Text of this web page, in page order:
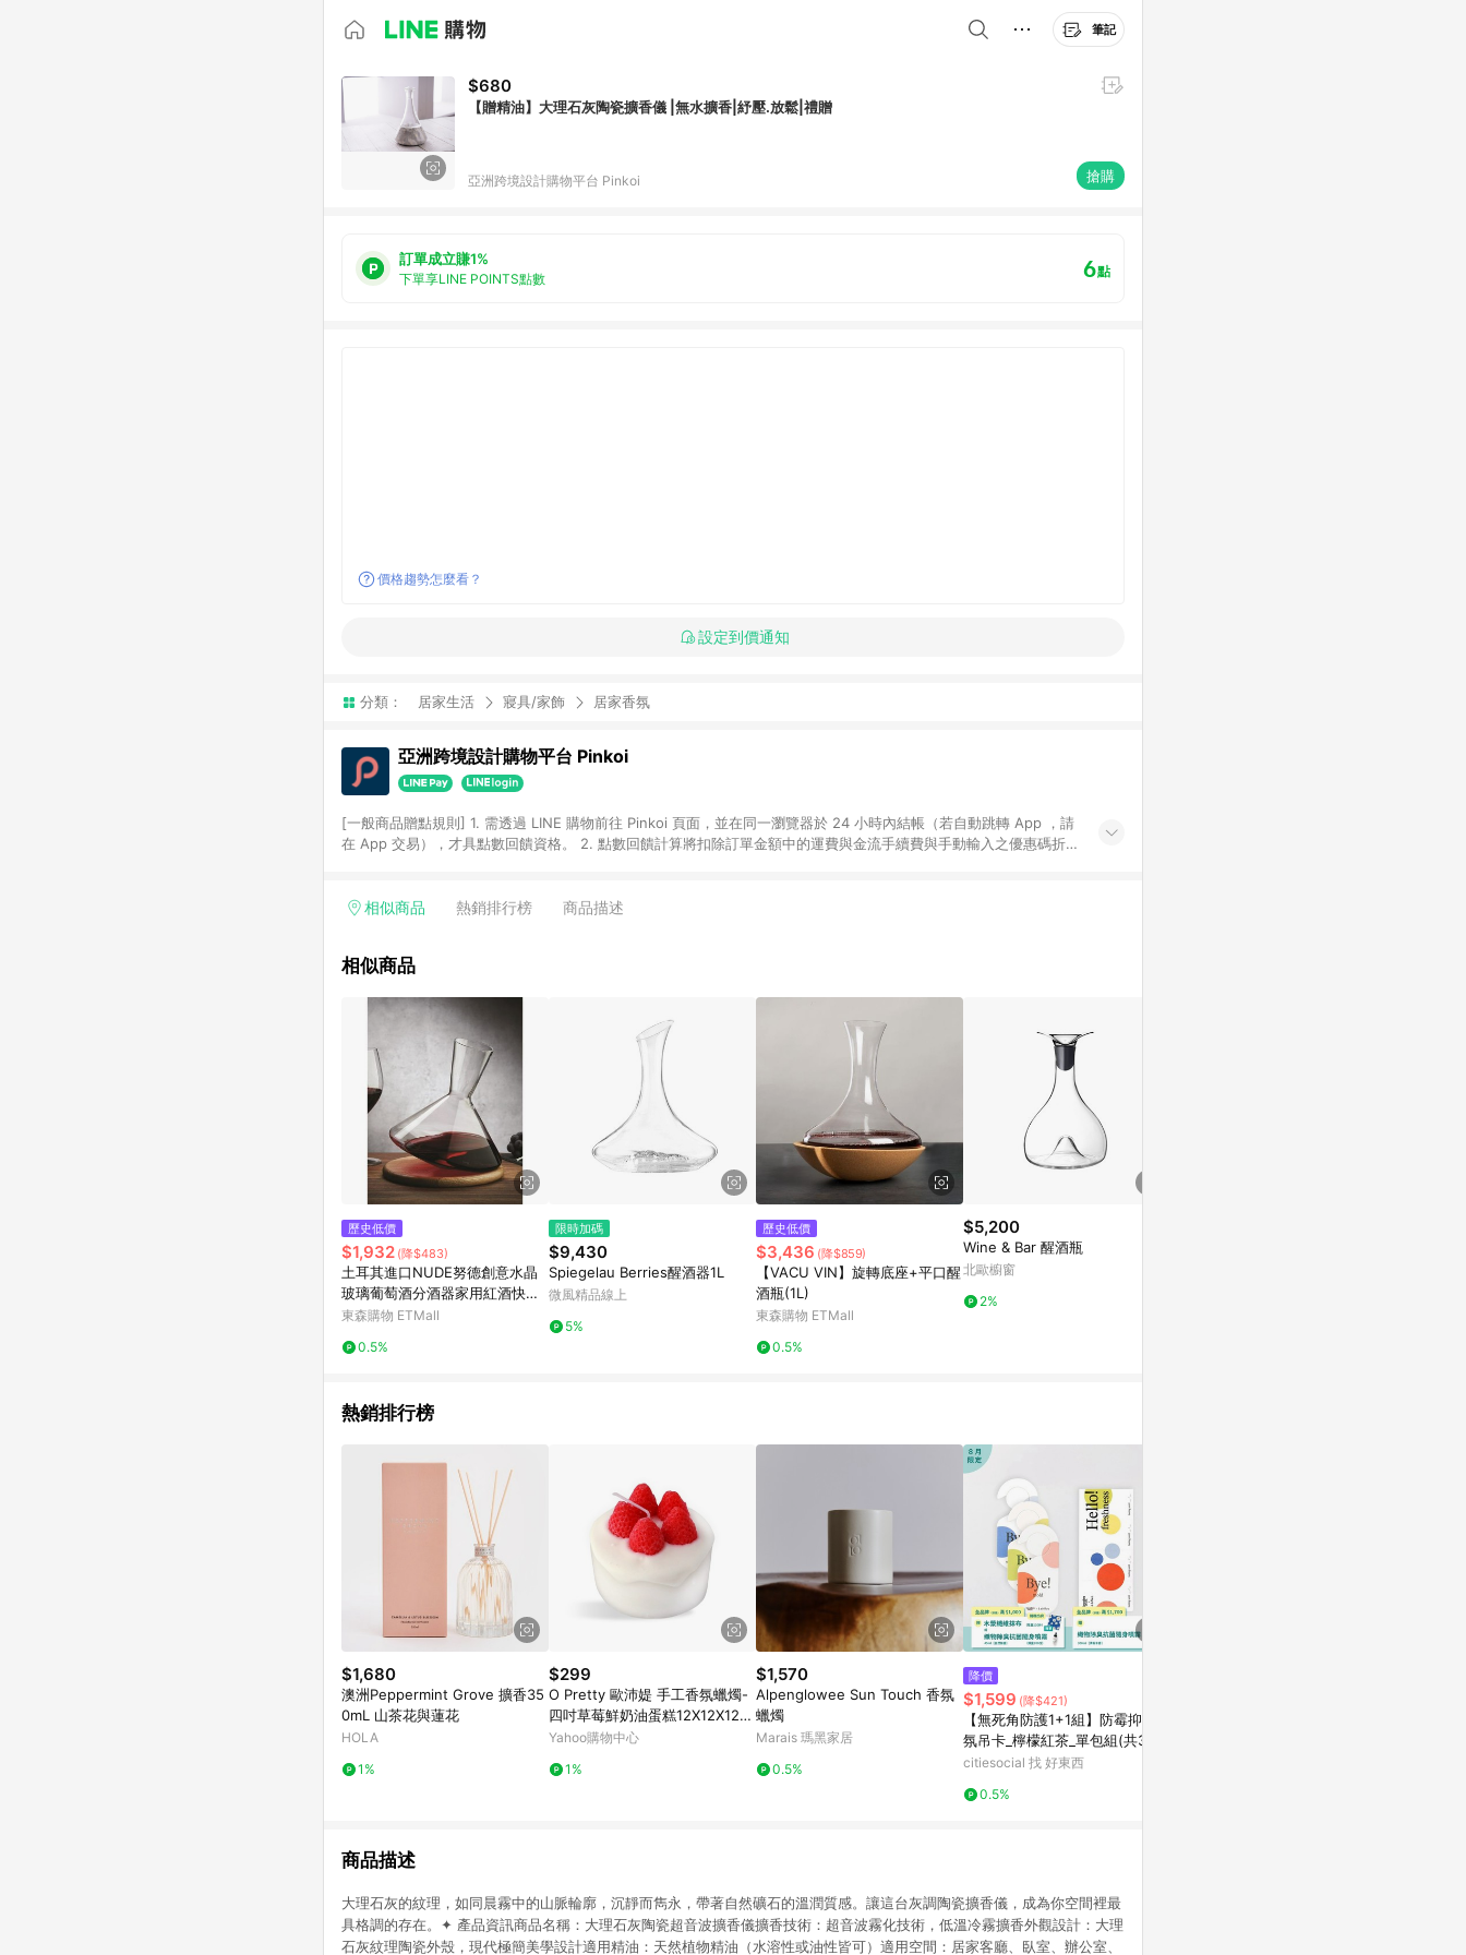
筆記
$680
【贈精油】大理石灰陶瓷擴香儀 |無水擴香|紓壓.放鬆|禮贈
亞洲跨境設計購物平台 Pinkoi 搶購
訂單成立賺1%
下單享LINE POINTS點數 6點
價格趨勢怎麼看？
設定到價通知
分類： 居家生活 寢具/家飾 居家香氛
亞洲跨境設計購物平台 Pinkoi
[一般商品贈點規則] 1. 需透過 LINE 購物前往 Pinkoi 頁面，並在同一瀏覽器於 24 小時內結帳（若自動跳轉 App ，請
在 App 交易），才具點數回饋資格。 2. 點數回饋計算將扣除訂單金額中的運費與金流手續費與手動輸入之優惠碼折
格，部分退款不在此限。 6. APP 請更新至Android v4.6.0 / iOS v4.1.5 以上才具贈點資格。 7. 點數將於出貨後 45 天
使用規則請以點數紅包活動說明為準。 11. 若於 LINE 購物前往 Pinkoi 頁面後才首次下載 Pinkoi APP 並完成訂單，不
相似商品 熱銷排行榜 商品描述
相似商品
歷史低價
$1,932 (降$483)
土耳其進口NUDE努德創意水晶
玻璃葡萄酒分酒器家用紅酒快速
醒酒器
東森購物 ETMall
0.5%
限時加碼
$9,430
Spiegelau Berries醒酒器1L
微風精品線上
5%
歷史低價
$3,436 (降$859)
【VACU VIN】旋轉底座+平口醒
酒瓶(1L)
東森購物 ETMall
0.5%
$5,200
Wine & Bar 醒酒瓶
北歐櫥窗
2%
熱銷排行榜
$1,680
澳洲Peppermint Grove 擴香35
0mL 山茶花與蓮花
HOLA
1%
$299
O Pretty 歐沛媞 手工香氛蠟燭-
四吋草莓鮮奶油蛋糕12X12X12c
m
Yahoo購物中心
1%
$1,570
Alpenglowee Sun Touch 香氛
蠟燭
Marais 瑪黑家居
0.5%
降價
$1,599 (降$421)
【無死角防護1+1組】防霉抑菌香
氛吊卡_檸檬紅茶_單包組(共3片)
+防霉抑菌香氛長方卡_迷迭山林_
citiesocial 找 好東西
0.5%
商品描述
大理石灰的紋理，如同晨霧中的山脈輪廓，沉靜而雋永，帶著自然礦石的溫潤質感。讓這台灰調陶瓷擴香儀，成為你空間裡最
具格調的存在。✦ 產品資訊商品名稱：大理石灰陶瓷超音波擴香儀擴香技術：超音波霧化技術，低溫冷霧擴香外觀設計：大理
石灰紋理陶瓷外殼，現代極簡美學設計適用精油：天然植物精油（水溶性或油性皆可）適用空間：居家客廳、臥室、辦公室、